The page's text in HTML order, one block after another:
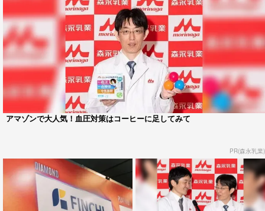
アマゾンで大人気！血圧対策はコーヒーに足してみて
PR(森永乳業)